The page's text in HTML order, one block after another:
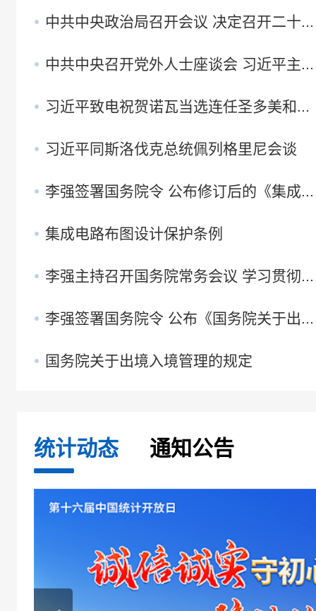
中共中央政治局召开会议 决定召开二十...
中共中央召开党外人士座谈会 习近平主...
习近平致电祝贺诺瓦当选连任圣多美和...
习近平同斯洛伐克总统佩列格里尼会谈
李强签署国务院令 公布修订后的《集成...
集成电路布图设计保护条例
李强主持召开国务院常务会议 学习贯彻...
李强签署国务院令 公布《国务院关于出...
国务院关于出境入境管理的规定
统计动态 通知公告